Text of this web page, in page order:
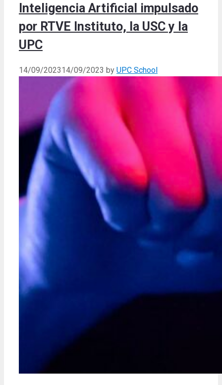
Inteligencia Artificial impulsado
por RTVE Instituto, la USC y la
UPC
14/09/202314/09/2023 by UPC School